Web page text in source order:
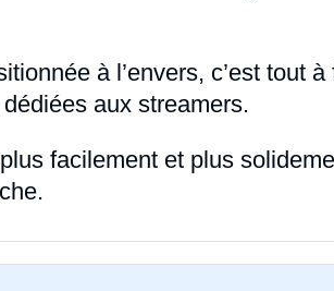
à l’envers, c’est tout
aux streamers.
facilement et plus